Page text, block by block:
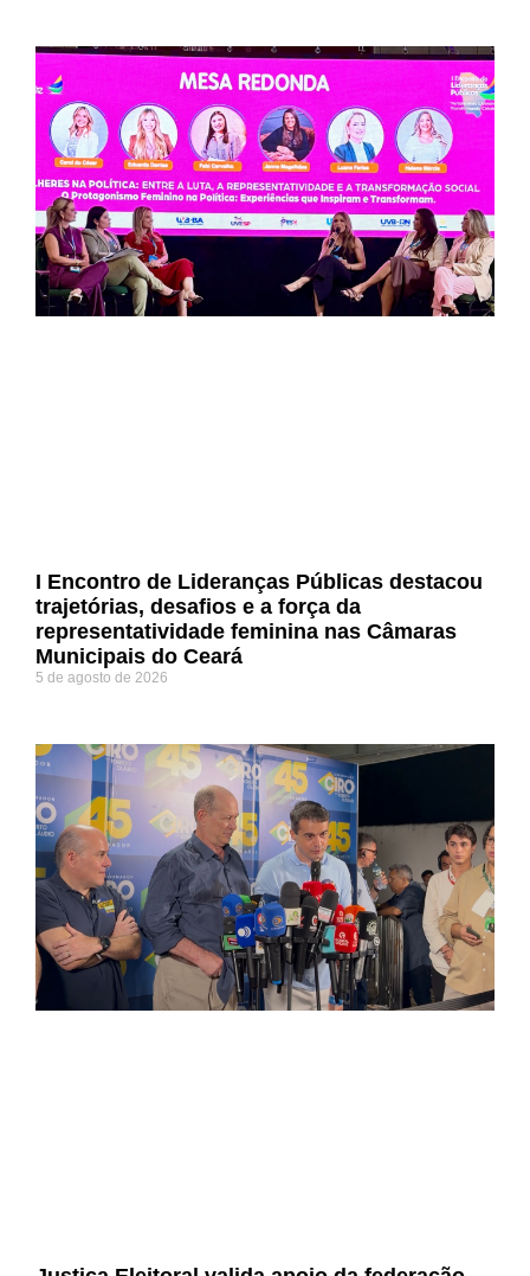
I Encontro de Lideranças Públicas destacou
trajetórias, desafios e a força da
representatividade feminina nas Câmaras
Municipais do Ceará
5 de agosto de 2026